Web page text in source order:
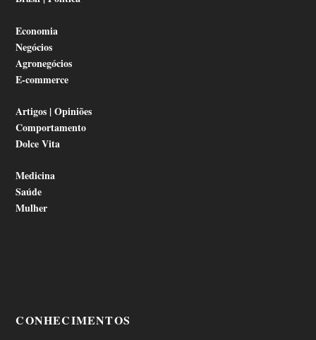
Economia
Negócios
Agronegócios
E-commerce
Artigos | Opiniões
Comportamento
Dolce Vita
Medicina
Saúde
Mulher
CONHECIMENTOS